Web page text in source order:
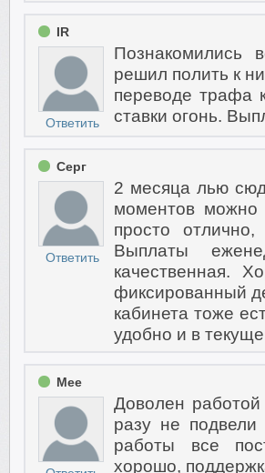
IR
Ответить
Познакомились
решил полить к
переводе трафа
ставки огонь.
Серг
Ответить
2 месяца лью
моментов можно
просто
Выплаты
качественная.
фиксированный
кабинета тоже
удобно и в
Mee
Доволен
разу не
работы все
хорошо,